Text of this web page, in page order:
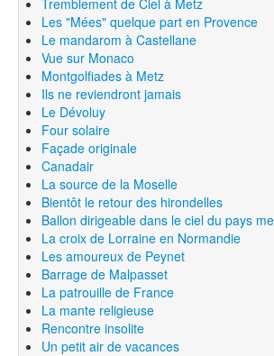
Les "Mées" quelque part en Provence
Le mandarom à Castellane
Vue sur Monaco
Montgolfiades à Metz
Ils ne reviendront jamais
Le Dévoluy
Four solaire
Façade originale
Canadair
La source de la Moselle
Bientôt le retour des hirondelles
Ballon dirigeable dans le ciel du pays
La croix de Lorraine en Normandie
Les amoureux de Peynet
Barrage de Malpasset
La patrouille de France
La mante religieuse
Rencontre insolite
Un petit air de vacances